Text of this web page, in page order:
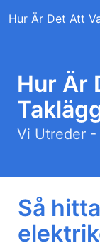
toHur Är Det Att
Hur Är
Vi Utreder
Så